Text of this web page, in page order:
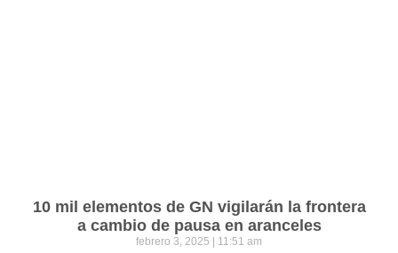
10 mil elementos de GN vigilarán la frontera
a cambio de pausa en aranceles
febrero 3, 2025 11:51 am